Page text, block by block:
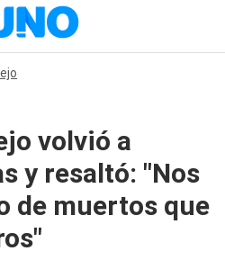
volvió a
y resaltó: "Nos
de muertos que